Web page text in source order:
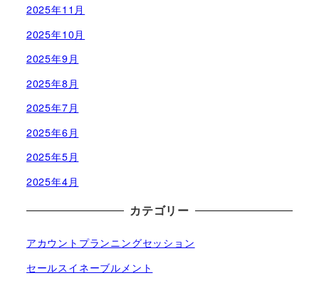
2025年11月
2025年10月
2025年9月
2025年8月
2025年7月
2025年6月
2025年5月
2025年4月
カテゴリー
アカウントプランニングセッション
セールスイネーブルメント